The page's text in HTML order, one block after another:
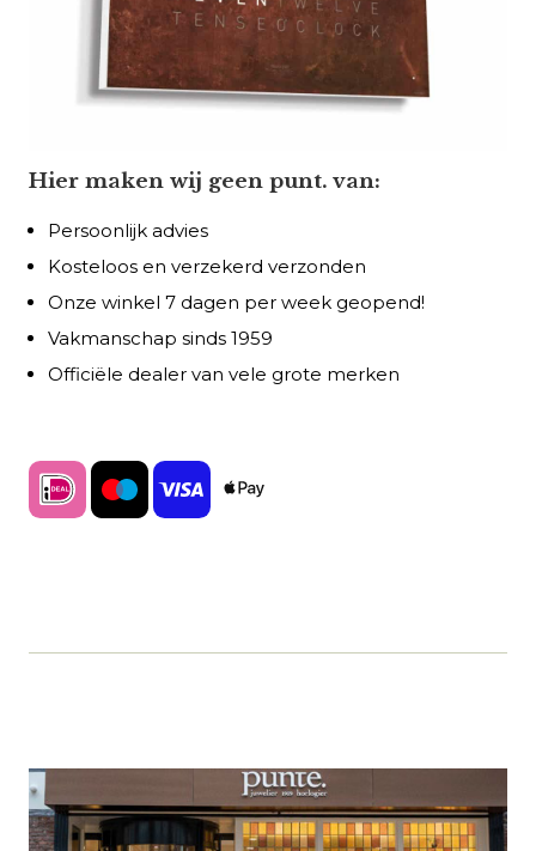
Hier maken wij geen punt. van:
Persoonlijk advies
Kosteloos en verzekerd verzonden
Onze winkel 7 dagen per week geopend!
Vakmanschap sinds 1959
Officiële dealer van vele grote merken